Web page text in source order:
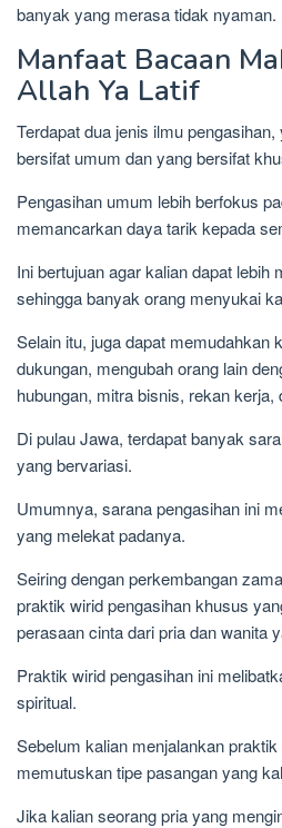
banyak yang merasa tidak nyaman.
Manfaat Bacaan
Allah Ya Latif
Terdapat dua jenis ilmu
bersifat umum dan yang bersifat
Pengasihan umum lebih berfokus
memancarkan daya tarik kepada
Ini bertujuan agar kalian dapat
sehingga banyak orang menyukai
Selain itu, juga dapat memudahkan
dukungan, mengubah orang lain
hubungan, mitra bisnis, rekan kerja,
Di pulau Jawa, terdapat banyak
yang bervariasi.
Umumnya, sarana pengasihan ini
yang melekat padanya.
Seiring dengan perkembangan
praktik wirid pengasihan khusus
perasaan cinta dari pria dan wanita
Praktik wirid pengasihan ini
spiritual.
Sebelum kalian menjalankan praktik
memutuskan tipe pasangan yang
Jika kalian seorang pria yang